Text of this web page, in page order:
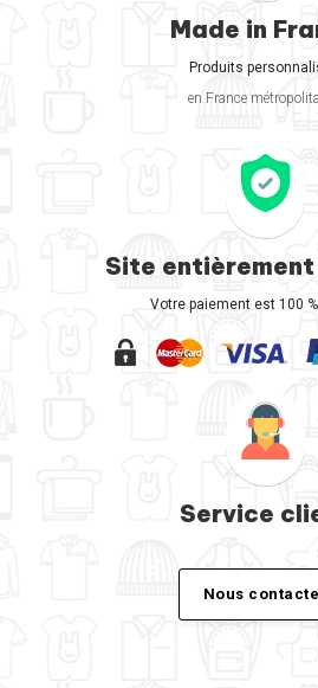
Made in
Produits
en France
Site entièrement
Votre paiement est 100
Service
Nous